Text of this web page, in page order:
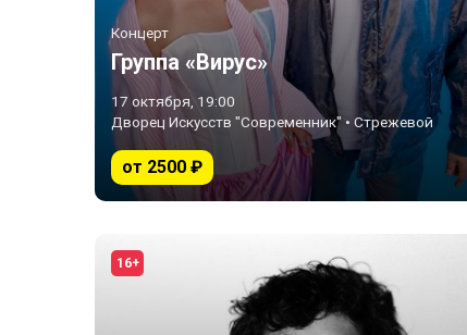
Концерт
Группа «Вирус»
17 октября, 19:00
Дворец Искусств "Современник" • Стрежевой
от 2500 ₽
16+